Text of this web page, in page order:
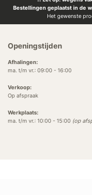
Bestellingen geplaatst in de
Het gewenste
Openingstijden
Afhalingen:
ma. t/m vr.: 09:00 - 16:00
Verkoop:
Op afspraak
Werkplaats:
ma. t/m vr.: 10:00 - 15:00 (op